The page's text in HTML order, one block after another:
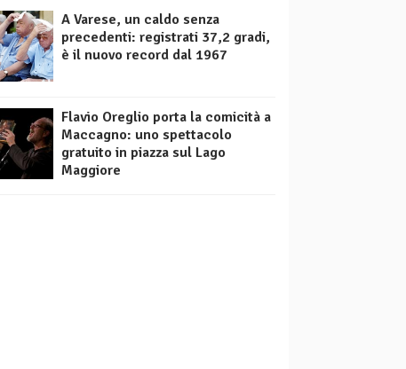
A Varese, un caldo senza
precedenti: registrati 37,2 gradi,
è il nuovo record dal 1967
Flavio Oreglio porta la comicità a
Maccagno: uno spettacolo
gratuito in piazza sul Lago
Maggiore